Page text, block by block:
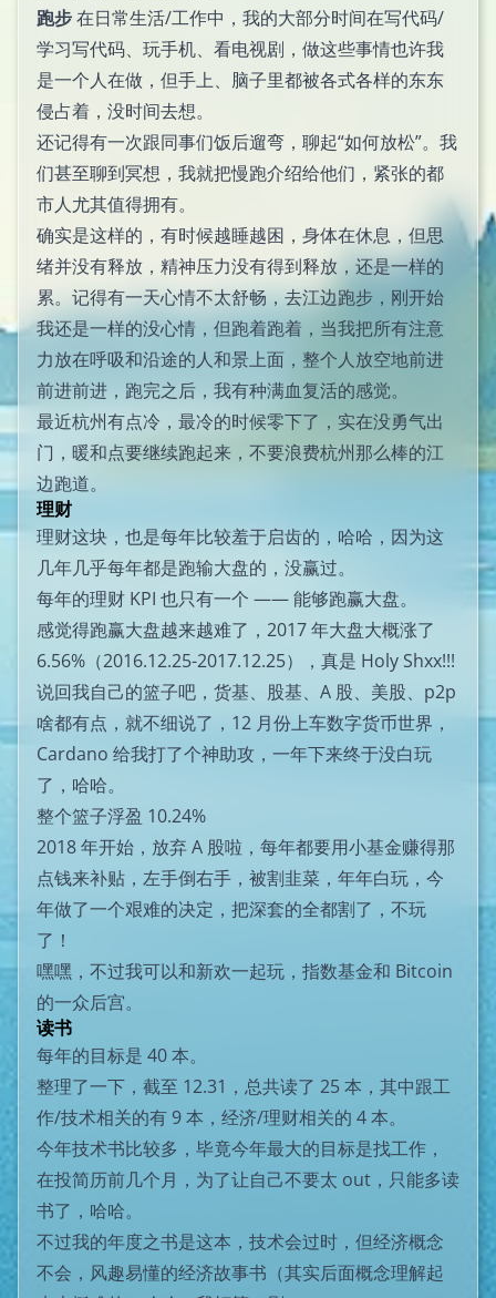
跑步在日常生活/工作中，我的大部分时间在写代码/
学习写代码、玩手机、看电视剧，做这些事情也许我
是一个人在做，但手上、脑子里都被各式各样的东东
侵占着，没时间去想。
还记得有一次跟同事们饭后遛弯，聊起“如何放松”。我
们甚至聊到冥想，我就把慢跑介绍给他们，紧张的都
市人尤其值得拥有。
确实是这样的，有时候越睡越困，身体在休息，但思
绪并没有释放，精神压力没有得到释放，还是一样的
累。记得有一天心情不太舒畅，去江边跑步，刚开始
我还是一样的没心情，但跑着跑着，当我把所有注意
力放在呼吸和沿途的人和景上面，整个人放空地前进
前进前进，跑完之后，我有种满血复活的感觉。
最近杭州有点冷，最冷的时候零下了，实在没勇气出
门，暖和点要继续跑起来，不要浪费杭州那么棒的江
边跑道。
理财
理财这块，也是每年比较羞于启齿的，哈哈，因为这
几年几乎每年都是跑输大盘的，没赢过。
每年的理财 KPI 也只有一个 —— 能够跑赢大盘。
感觉得跑赢大盘越来越难了，2017 年大盘大概涨了
6.56%（2016.12.25-2017.12.25），真是 Holy Shxx!!!
说回我自己的篮子吧，货基、股基、A 股、美股、p2p
啥都有点，就不细说了，12 月份上车数字货币世界，
Cardano 给我打了个神助攻，一年下来终于没白玩
了，哈哈。
整个篮子浮盈 10.24%
2018 年开始，放弃 A 股啦，每年都要用小基金赚得那
点钱来补贴，左手倒右手，被割韭菜，年年白玩，今
年做了一个艰难的决定，把深套的全都割了，不玩
了！
嘿嘿，不过我可以和新欢一起玩，指数基金和 Bitcoin
的一众后宫。
读书
每年的目标是 40 本。
整理了一下，截至 12.31，总共读了 25 本，其中跟工
作/技术相关的有 9 本，经济/理财相关的 4 本。
今年技术书比较多，毕竟今年最大的目标是找工作，
在投简历前几个月，为了让自己不要太 out，只能多读
书了，哈哈。
不过我的年度之书是这本，技术会过时，但经济概念
不会，风趣易懂的经济故事书（其实后面概念理解起